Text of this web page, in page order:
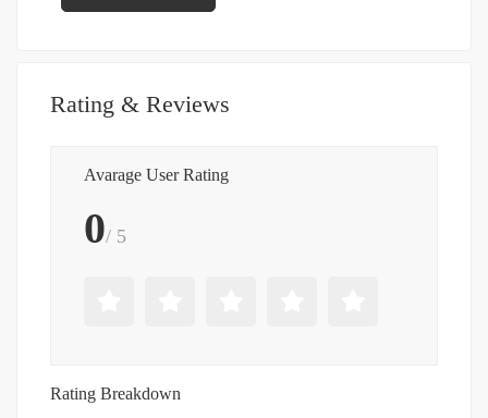
Rating & Reviews
Avarage User Rating
0/ 5
Rating Breakdown